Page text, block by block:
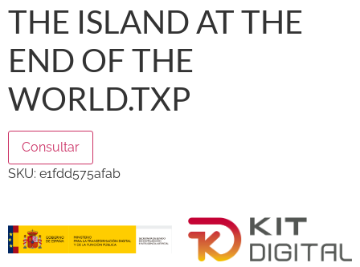
THE ISLAND AT THE
END OF THE
WORLD.TXP
Consultar
SKU: e1fdd575afab